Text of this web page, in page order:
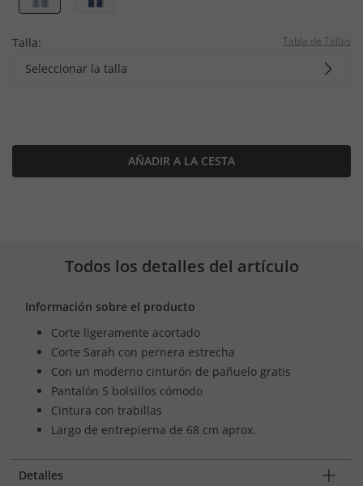
Talla: Tabla de Tallas
Seleccionar la talla
AÑADIR A LA CESTA
Todos los detalles del artículo
Información sobre el producto
Corte ligeramente acortado
Corte Sarah con pernera estrecha
Con un moderno cinturón de pañuelo gratis
Pantalón 5 bolsillos cómodo
Cintura con trabillas
Largo de entrepierna de 68 cm aprox.
Detalles